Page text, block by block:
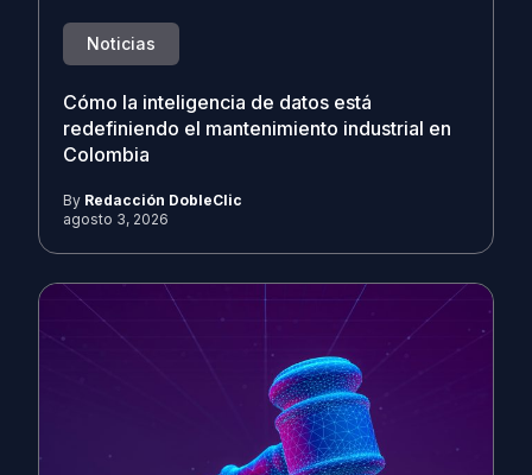
Noticias
Cómo la inteligencia de datos está
redefiniendo el mantenimiento industrial en
Colombia
By Redacción DobleClic
agosto 3, 2026